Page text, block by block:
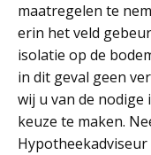
maatregelen te
erin het veld
isolatie op de
in dit geval geen
wij u van de
keuze te maken.